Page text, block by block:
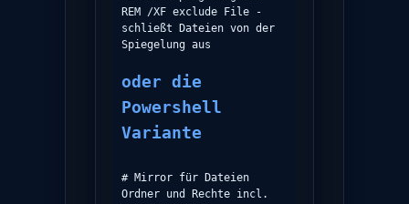
REM /XF exclude File -
schließt Dateien von der
Spiegelung aus
oder die
Powershell
Variante
# Mirror für Dateien
Ordner und Rechte incl.